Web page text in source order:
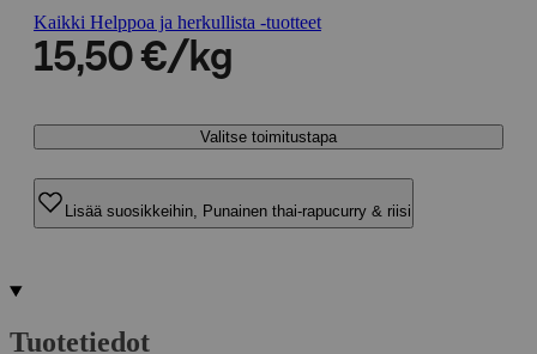
Kaikki Helppoa ja herkullista -tuotteet
15,50 €/kg
Valitse toimitustapa
Lisää suosikkeihin, Punainen thai-rapucurry & riisi
Tuotetiedot